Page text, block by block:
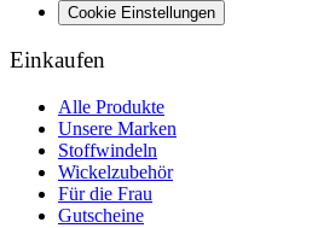
Cookie Einstellungen
Einkaufen
Alle Produkte
Unsere Marken
Stoffwindeln
Wickelzubehör
Für die Frau
Gutscheine